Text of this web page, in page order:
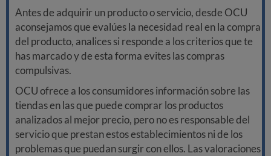
Antes de adquirir un producto o servicio, desde OCU
aconsejamos que evalúes la necesidad real en la compra
del producto, analices si responde a los criterios que te
has marcado y de esta forma evites las compras
compulsivas.
OCU ofrece a los consumidores información sobre las
tiendas en las que puede comprar los productos
analizados al mejor precio, pero no es responsable del
servicio que prestan estos establecimientos ni de los
problemas que puedan surgir con ellos. Las valoraciones